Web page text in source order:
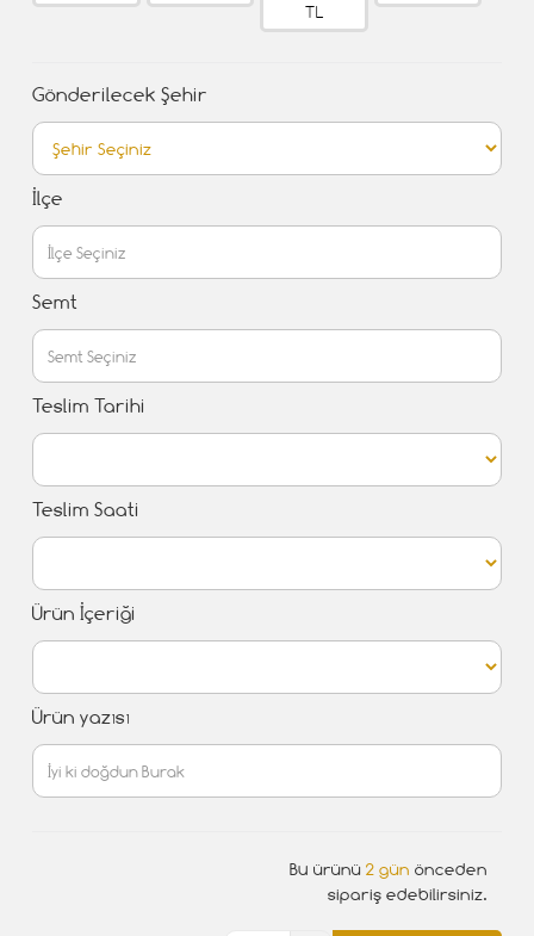
TL
Gönderilecek Şehir
İlçe
Semt
Teslim Tarihi
Teslim Saati
Ürün İçeriği
Ürün yazısı
Bu ürünü 2 gün önceden
sipariş edebilirsiniz.